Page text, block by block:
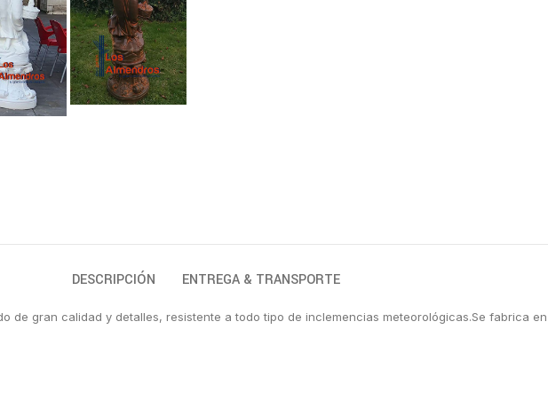
DESCRIPCIÓN ENTREGA & TRANSPORTE
de gran calidad y detalles, resistente a todo tipo de inclemencias meteorológicas.Se fabrica